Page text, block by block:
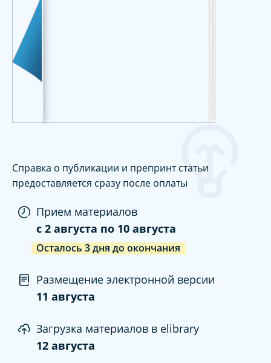
Справка о публикации и препринт статьи
предоставляется сразу после оплаты
Прием материалов
c 2 августа по 10 августа
Осталось 3дня до окончания
Размещение электронной версии
11 августа
Загрузка материалов в elibrary
12 августа